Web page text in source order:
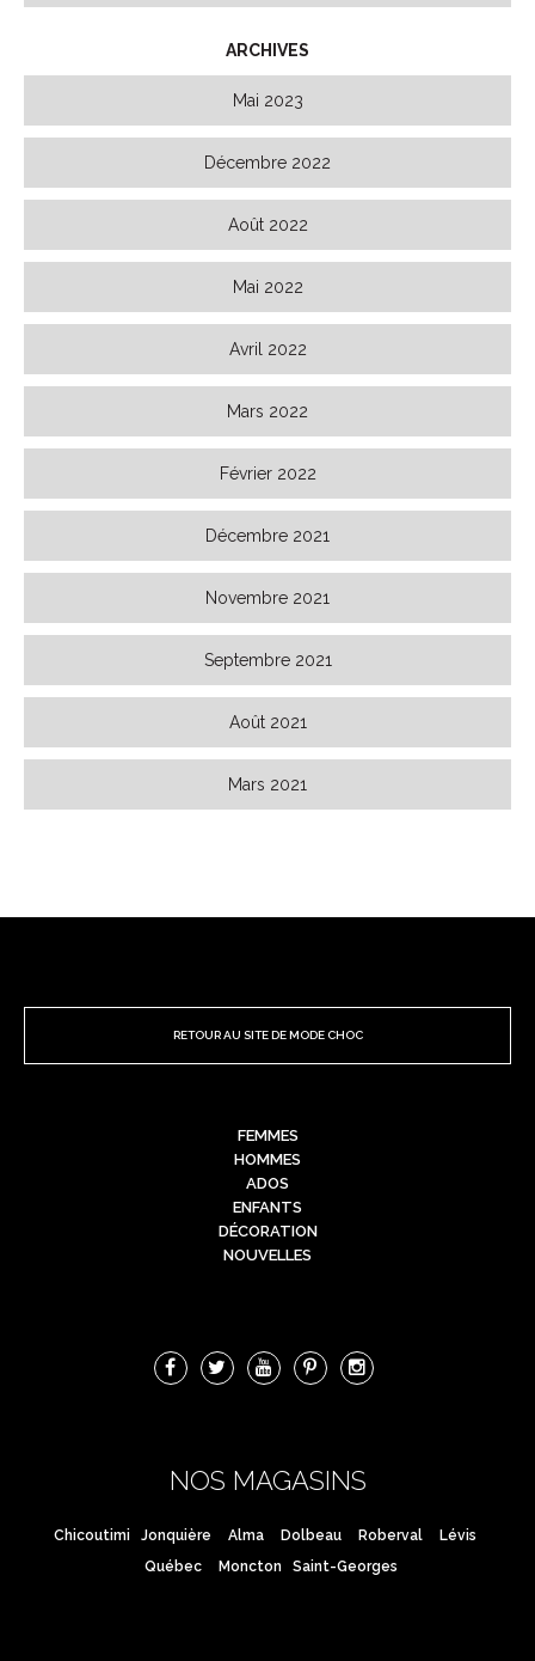
ARCHIVES
Mai 2023
Décembre 2022
Août 2022
Mai 2022
Avril 2022
Mars 2022
Février 2022
Décembre 2021
Novembre 2021
Septembre 2021
Août 2021
Mars 2021
RETOUR AU SITE DE MODE CHOC
FEMMES
HOMMES
ADOS
ENFANTS
DÉCORATION
NOUVELLES
NOS MAGASINS
Chicoutimi Jonquière Alma Dolbeau Roberval
Lévis
Québec
Moncton Saint-Georges